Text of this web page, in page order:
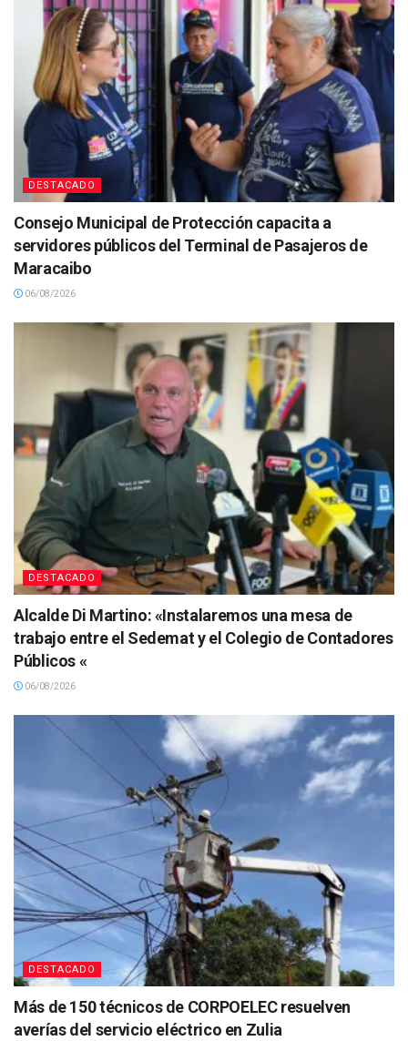
DESTACADO
Consejo Municipal de Protección capacita a
servidores públicos del Terminal de Pasajeros de
Maracaibo
06/08/2026
DESTACADO
Alcalde Di Martino: «Instalaremos una mesa de
trabajo entre el Sedemat y el Colegio de Contadores
Públicos «
06/08/2026
DESTACADO
Más de 150 técnicos de CORPOELEC resuelven
averías del servicio eléctrico en Zulia